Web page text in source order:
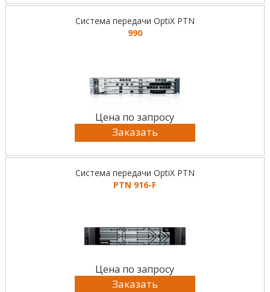
Система передачи OptiX PTN
990
Цена по запросу
Заказать
Система передачи OptiX PTN
PTN 916-F
Цена по запросу
Заказать